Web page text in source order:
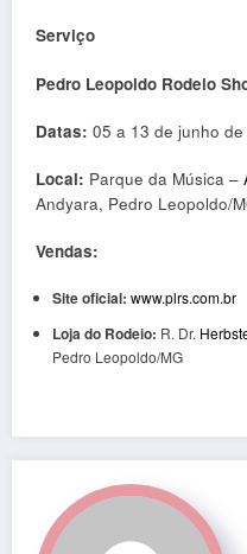
Serviço
Pedro Leopoldo Rodeio
Datas: 05 a 13 de junho de
Local: Parque da Música –
Andyara, Pedro Leopoldo/
Vendas:
Site oficial: www.plrs.com.br
Loja do Rodeio: R. Dr.
Pedro Leopoldo/MG